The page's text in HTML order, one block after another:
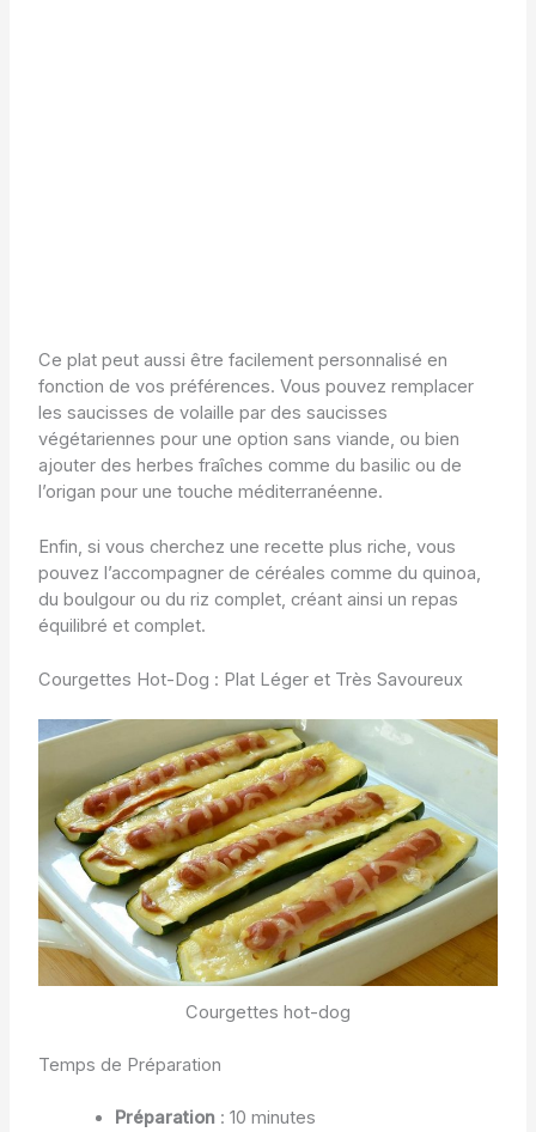
Ce plat peut aussi être facilement personnalisé en
fonction de vos préférences. Vous pouvez remplacer
les saucisses de volaille par des saucisses
végétariennes pour une option sans viande, ou bien
ajouter des herbes fraîches comme du basilic ou de
l’origan pour une touche méditerranéenne.
Enfin, si vous cherchez une recette plus riche, vous
pouvez l’accompagner de céréales comme du quinoa,
du boulgour ou du riz complet, créant ainsi un repas
équilibré et complet.
Courgettes Hot-Dog : Plat Léger et Très Savoureux
Courgettes hot-dog
Temps de Préparation
Préparation: 10 minutes